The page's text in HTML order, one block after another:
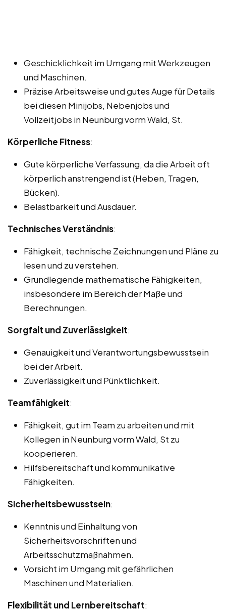
Geschicklichkeit im Umgang mit Werkzeugen
und Maschinen.
Präzise Arbeitsweise und gutes Auge für Details
bei diesen Minijobs, Nebenjobs und
Vollzeitjobs in Neunburg vorm Wald, St.
Körperliche Fitness:
Gute körperliche Verfassung, da die Arbeit oft
körperlich anstrengend ist (Heben, Tragen,
Bücken).
Belastbarkeit und Ausdauer.
Technisches Verständnis:
Fähigkeit, technische Zeichnungen und Pläne zu
lesen und zu verstehen.
Grundlegende mathematische Fähigkeiten,
insbesondere im Bereich der Maße und
Berechnungen.
Sorgfalt und Zuverlässigkeit:
Genauigkeit und Verantwortungsbewusstsein
bei der Arbeit.
Zuverlässigkeit und Pünktlichkeit.
Teamfähigkeit:
Fähigkeit, gut im Team zu arbeiten und mit
Kollegen in Neunburg vorm Wald, St zu
kooperieren.
Hilfsbereitschaft und kommunikative
Fähigkeiten.
Sicherheitsbewusstsein:
Kenntnis und Einhaltung von
Sicherheitsvorschriften und
Arbeitsschutzmaßnahmen.
Vorsicht im Umgang mit gefährlichen
Maschinen und Materialien.
Flexibilität und Lernbereitschaft: